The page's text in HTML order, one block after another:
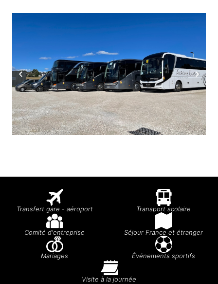
Transfert gare - aéroport Transport scolaire
Comité d'entreprise Séjour France et étranger
Mariages Événements sportifs
Visite à la journée